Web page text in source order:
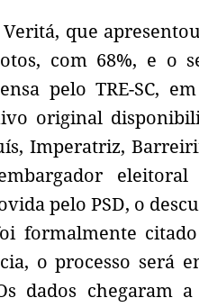
que
com 68%, e o
pelo TRE-SC,
original
Imperatriz,
pelo PSD, o
formalmente
o processo será
dados chegaram